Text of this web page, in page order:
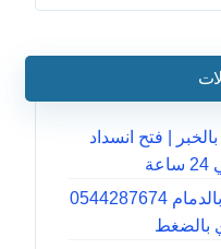
| فتح انسداد
تسليك مجاري الحمامات بالدمام 0544287674
بالضغط